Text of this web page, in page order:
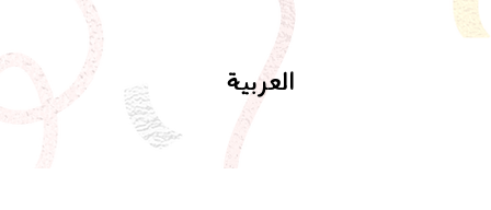
العربية